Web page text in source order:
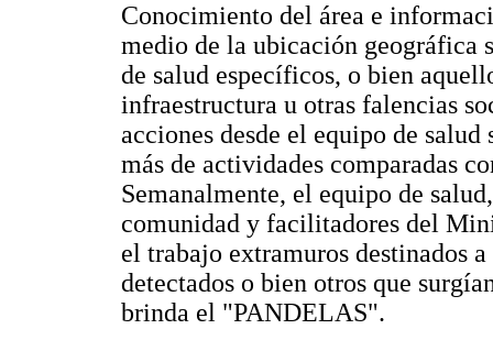
Conocimiento del área e
medio de la ubicación geográfica
de salud específicos, o bien
infraestructura u otras falencias
acciones desde el equipo de
más de actividades comparadas
Semanalmente, el equipo de
comunidad y facilitadores del
el trabajo extramuros destinados
detectados o bien otros que
brinda el "PANDELAS".